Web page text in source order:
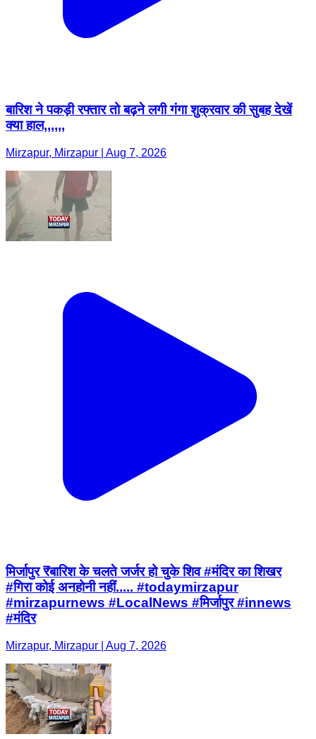
बारिश ने पकड़ी रफ्तार तो बढ़ने लगी गंगा शुक्रवार की सुबह देखें
क्या हाल,,,,,,
Mirzapur, Mirzapur | Aug 7, 2026
मिर्जापुर ₹बारिश के चलते जर्जर हो चुके शिव #मंदिर का शिखर
#गिरा कोई अनहोनी नहीं..... #todaymirzapur
#mirzapurnews #LocalNews #मिर्जापुर #innews
#मंदिर
Mirzapur, Mirzapur | Aug 7, 2026